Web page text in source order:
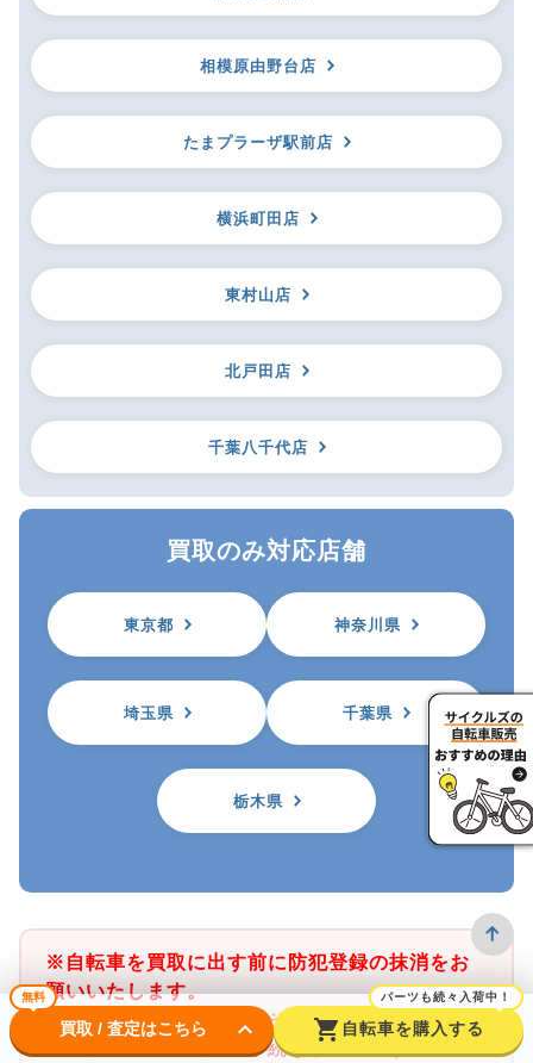
相模原由野台店
たまプラーザ駅前店
横浜町田店
東村山店
北戸田店
千葉八千代店
買取のみ対応店舗
東京都 神奈川県
埼玉県 千葉県
栃木県
※自転車を買取に出す前に防犯登録の抹消をお
願いいたします。
※サイクルズ店舗では、その店舗がある都道府
県の防犯登録のみ抹消手続きが可能です。
無料
買取 / 査定はこちら keyboard_arrow_down shopping_cart
パーツも続々入荷中！
自転車を購入する